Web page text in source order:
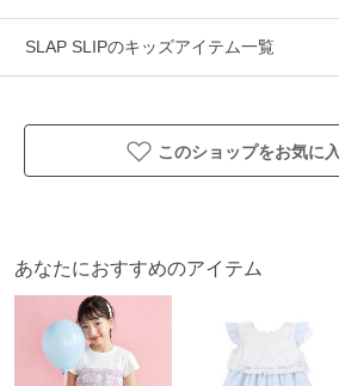
オススメです。
スペシャルなコラボレーションアイテ
ミック誕生75周年をお祝いしちゃお！
1801-72593：半袖ワンピース
1806-72543：半袖シャツ
1817-72501：サロペット
1815-72835：総柄半袖Tシャツ
SLAP SLIPのキッズアイテム一覧
このショップをお気に
あなたにおすすめのアイテム